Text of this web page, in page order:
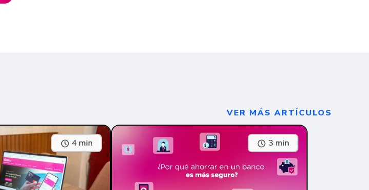
VER MÁS ARTÍCULOS
4 min 3 min